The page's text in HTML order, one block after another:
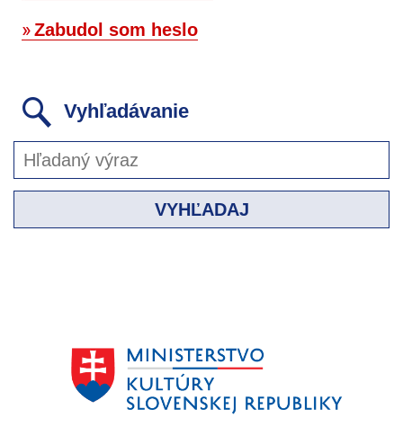
Zabudol som heslo
Vyhľadávanie
VYHĽADAJ